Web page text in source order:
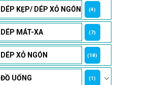
DÉP KẸP/ DÉP XỎ NGÓN (4)
DÉP MÁT-XA (7)
DÉP XỎ NGÓN (18)
ĐỒ UỐNG (1)